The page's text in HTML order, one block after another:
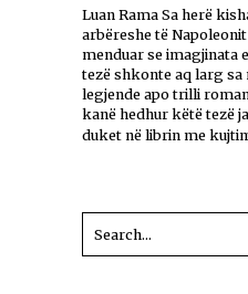
Luan Rama Sa herë
arbëreshe të
menduar se imagjinata
tezë shkonte aq larg
legjende apo trilli
kanë hedhur këtë tezë
duket në librin me